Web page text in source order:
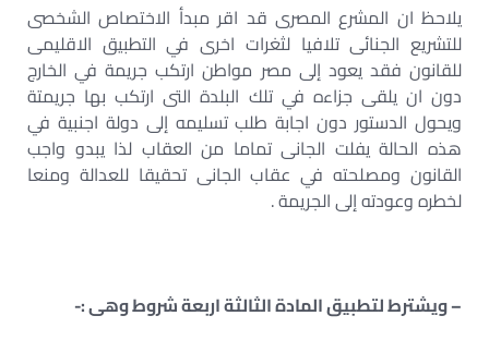
يلاحظ ان المشرع المصرى قد اقر مبدأ الاختصاص الشخصى
للتشريع الجنائى تلافيا لثغرات اخرى في التطبيق الاقليمى
للقانون فقد يعود إلى مصر مواطن ارتكب جريمة في الخارج
دون ان يلقى جزاءه في تلك البلدة التى ارتكب بها جريمتة
ويحول الدستور دون اجابة طلب تسليمه إلى دولة اجنبية في
هذه الحالة يفلت الجانى تماما من العقاب لذا يبدو واجب
القانون ومصلحته في عقاب الجانى تحقيقا للعدالة ومنعا
لخطره وعودته إلى الجريمة .
– ويشترط لتطبيق المادة الثالثة اربعة شروط وهى :-